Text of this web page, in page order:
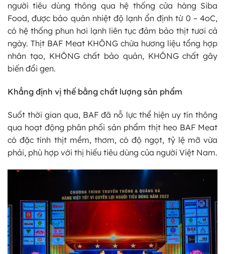
người tiêu dùng thông qua hệ thống cửa hàng Siba
Food, được bảo quản nhiệt độ lạnh ổn định từ 0 – 4oC,
có hệ thống phun hơi lạnh liên tục đảm bảo thịt tươi cả
ngày. Thịt BAF Meat KHÔNG chứa hương liệu tổng hợp
nhân tạo, KHÔNG chất bảo quản, KHÔNG chất gây
biến đổi gen.
Khẳng định vị thế bằng chất lượng sản phẩm
Suốt thời gian qua, BAF đã nỗ lực thể hiện uy tín thông
qua hoạt động phân phối sản phẩm thịt heo BAF Meat
có đặc tính thịt mềm, thơm, có độ ngọt, tỷ lệ mỡ vừa
phải, phù hợp với thị hiếu tiêu dùng của người Việt Nam.